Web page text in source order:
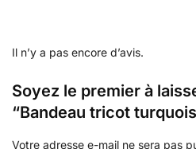
Il n’y a pas encore d’avis.
Soyez le premier à
“Bandeau tricot
Votre adresse e-mail ne sera pas